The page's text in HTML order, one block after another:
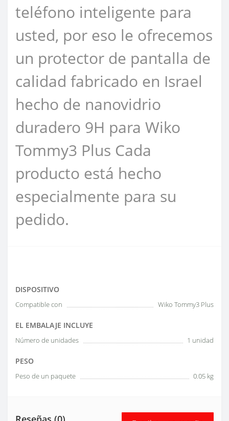
teléfono inteligente para
usted, por eso le ofrecemos
un protector de pantalla de
calidad fabricado en Israel
hecho de nanovidrio
duradero 9H para Wiko
Tommy3 Plus Cada
producto está hecho
especialmente para su
pedido.
DISPOSITIVO
Compatible con Wiko Tommy3 Plus
EL EMBALAJE INCLUYE
Número de unidades 1 unidad
PESO
Peso de un paquete 0.05 kg